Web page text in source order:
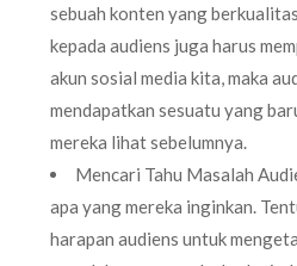
sebuah konten yang
kepada audiens juga harus
akun sosial media kita, maka
mendapatkan sesuatu yang
mereka lihat sebelumnya.
Mencari Tahu Masalah
apa yang mereka inginkan.
harapan audiens untuk